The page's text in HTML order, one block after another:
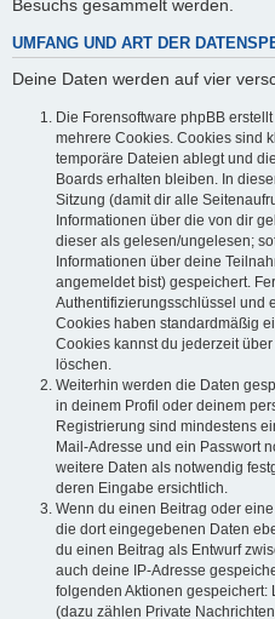
Besuchs gesammelt werden.
UMFANG UND ART DER
Deine Daten werden auf vier
Die Forensoftware phpBB
mehrere Cookies. Cookies sind
temporäre Dateien ablegt und
Boards erhalten bleiben. In
Sitzung (damit dir alle
Informationen über die von dir
dieser als gelesen/ungelesen;
Informationen über deine
angemeldet bist) gespeichert.
Authentifizierungsschlüssel und
Cookies haben standardmäßig
Cookies kannst du jederzeit
löschen.
Weiterhin werden die Daten
in deinem Profil oder deinem
Registrierung sind mindestens
Mail-Adresse und ein Passwort
weitere Daten als notwendig
deren Eingabe ersichtlich.
Wenn du einen Beitrag oder
die dort eingegebenen Daten
du einen Beitrag als Entwurf
auch deine IP-Adresse
folgenden Aktionen gespeichert:
(dazu zählen Private